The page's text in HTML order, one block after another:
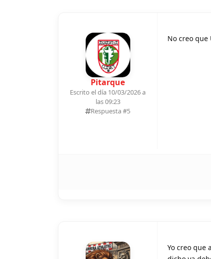
Pitarque
Escrito el día 10/03/2026 a
las 09:23
Respuesta #5
No creo que
Yo creo que